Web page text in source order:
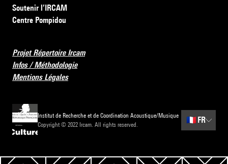
Soutenir l’IRCAM
Centre Pompidou
Projet Répertoire Ircam
Infos / Méthodologie
Mentions Légales
Institut de Recherche et de Coordination Acoustique/Musique
Copyright © 2022 Ircam. All rights reserved.
🇫🇷 FR